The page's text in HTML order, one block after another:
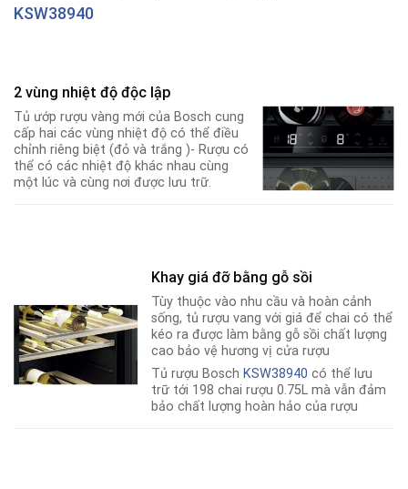
KSW38940
2 vùng nhiệt độ độc lập
Tủ ướp rượu vàng mới của Bosch cung
cấp hai các vùng nhiệt độ có thể điều
chỉnh riêng biệt (đỏ và trắng )- Rượu có
thể có các nhiệt độ khác nhau cùng
một lúc và cùng nơi được lưu trữ.
Khay giá đỡ bằng gỗ sồi
Tùy thuộc vào nhu cầu và hoàn cảnh
sống, tủ rượu vang với giá để chai có thể
kéo ra được làm bằng gỗ sồi chất lượng
cao bảo vệ hương vị cửa rượu
Tủ rượu Bosch KSW38940 có thể lưu
trữ tới 198 chai rượu 0.75L mà vẫn đảm
bảo chất lượng hoàn hảo của rượu